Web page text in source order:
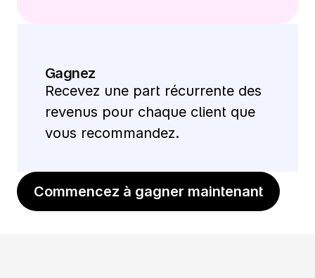
Gagnez
Recevez une part récurrente des
revenus pour chaque client que
vous recommandez.
Commencez à gagner maintenant